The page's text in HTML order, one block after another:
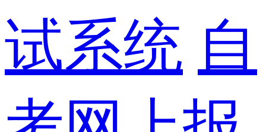
试系统 自